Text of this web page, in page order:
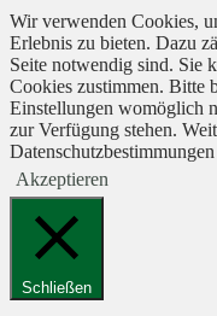
Wir verwenden Cookies,
Erlebnis zu bieten. Dazu
Seite notwendig sind. Sie
Cookies zustimmen. Bitte
Einstellungen womöglich
zur Verfügung stehen.
Datenschutzbestimmungen
Akzeptieren
Schließen